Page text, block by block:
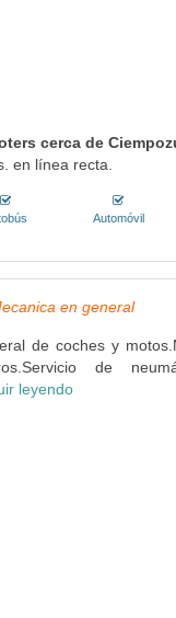
cerca de
en línea recta.
Automóvil
en general
de coches y
de
leyendo